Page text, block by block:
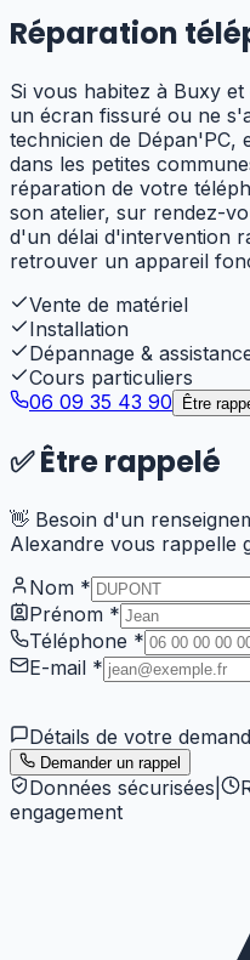
Réparation
Si vous habitez à Buxy
un écran fissuré ou ne
technicien de Dépan'PC,
dans les petites
réparation de votre
son atelier, sur rendez-
d'un délai d'intervention
retrouver un appareil
Vente de matériel
Installation
Dépannage &
Cours particuliers
06 09 35 43 90
Être
✅Être rappelé
👋 Besoin d'un
Alexandre vous rappelle
Nom *
Prénom *
Téléphone *
E-mail *
Détails de votre
Demander un rappel
Données sécurisées
engagement